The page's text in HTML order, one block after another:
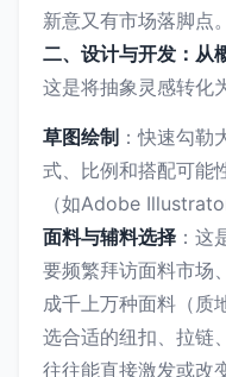
新意又有市场落脚点。
二、设计与开发：从
这是将抽象灵感转化
草图绘制 ：快速勾勒
式、比例和搭配可能
（如Adobe
面料与辅料选择 ：这
要频繁拜访面料市场
成千上万种面料（质
选合适的纽扣、拉链
往往能直接激发或改